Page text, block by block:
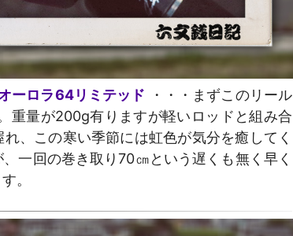
ーロラ64リミテッド ・・・まずこのリール
重量が200g有りますが軽いロッドと組み合
、この寒い季節には虹色が気分を癒してく
一回の巻き取り70㎝という遅くも無く早く
。